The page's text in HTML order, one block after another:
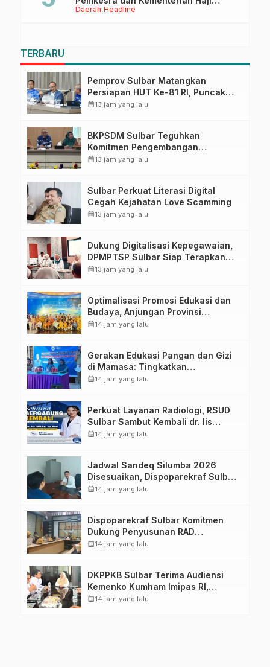
Daerah Headline
Sulbar Tinjau Lokasi
TERBARU
Pemprov Sulbar Matangkan
Persiapan HUT Ke-81 RI, Puncak
Upacara di Lapangan Ahmad
calendar_month13 jam yang lalu
BKPSDM Sulbar Teguhkan
Komitmen Pengembangan
Kompetensi ASN melalui
calendar_month13 jam yang lalu
Sulbar Perkuat Literasi Digital
Cegah Kejahatan Love Scamming
calendar_month13 jam yang lalu
Dukung Digitalisasi Kepegawaian,
DPMPTSP Sulbar Siap Terapkan
Aplikasi FLEKSI ASN
calendar_month13 jam yang lalu
Optimalisasi Promosi Edukasi dan
Budaya, Anjungan Provinsi
Sulawesi Barat Perkuat Kolaborasi
calendar_month14 jam yang lalu
Gerakan Edukasi Pangan dan Gizi
di Mamasa: Tingkatkan
Pengetahuan dan Keterampilan
calendar_month14 jam yang lalu
Perkuat Layanan Radiologi, RSUD
Sulbar Sambut Kembali dr. Iis
Imelda, Sp.Rad
calendar_month14 jam yang lalu
Jadwal Sandeq Silumba 2026
Disesuaikan, Dispoparekraf Sulbar
Pastikan Persiapan Tetap
calendar_month14 jam yang lalu
Dispoparekraf Sulbar Komitmen
Dukung Penyusunan RAD
TPB/SDGs Sulawesi Barat
calendar_month14 jam yang lalu
DKPPKB Sulbar Terima Audiensi
Kemenko Kumham Imipas RI,
Perkuat Pelayanan Kesehatan bagi
calendar_month14 jam yang lalu